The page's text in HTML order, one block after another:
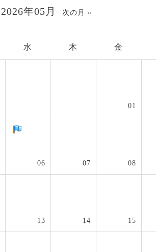
2026年05月 次の月 »
水 木 金
01
06 07 08
13 14 15